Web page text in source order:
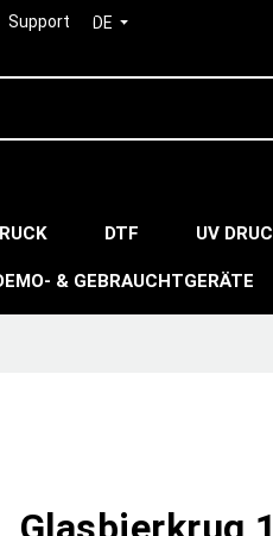
Support DE
DTF UV
& GEBRAUCHTGERÄTE